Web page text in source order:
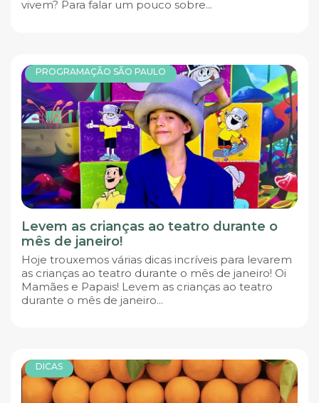
vivem? Para falar um pouco sobre...
PROGRAMAÇÃO SÃO PAULO
Levem as crianças ao teatro durante o
mês de janeiro!
Hoje trouxemos várias dicas incríveis para levarem
as crianças ao teatro durante o mês de janeiro! Oi
Mamães e Papais! Levem as crianças ao teatro
durante o mês de janeiro...
DICAS